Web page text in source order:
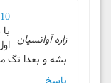
زاره آوانسیان
10 شهریور 1391 در 4:48 ب.ظ
بشه و بعدا تگ